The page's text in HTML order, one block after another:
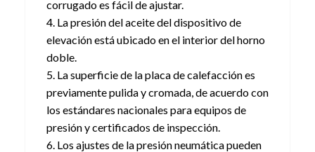
corrugado es fácil de ajustar.
4. La presión del aceite del dispositivo de
elevación está ubicado en el interior del horno
doble.
5. La superficie de la placa de calefacción es
previamente pulida y cromada, de acuerdo con
los estándares nacionales para equipos de
presión y certificados de inspección.
6. Los ajustes de la presión neumática pueden